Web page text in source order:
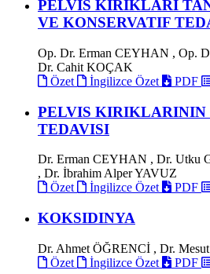
PELVIS KIRIKLARI
VE KONSERVATIF
Op. Dr. Erman CEYHAN , Op.
Dr. Cahit KOÇAK
Özet
İngilizce Özet PDF
PELVIS KIRIKLARININ
TEDAVISI
Dr. Erman CEYHAN , Dr. Utku
, Dr. İbrahim Alper YAVUZ
Özet
İngilizce Özet PDF
KOKSIDINYA
Dr. Ahmet ÖĞRENCİ , Dr.
Özet
İngilizce Özet PDF